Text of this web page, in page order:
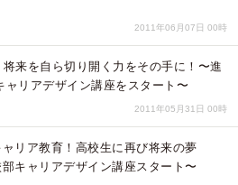
2011年06月07日 00時
来を自ら切り開く力をその手に！〜進
リアデザイン講座をスタート〜
2011年05月31日 00時
リア教育！高校生に再び将来の夢
キャリアデザイン講座スタート〜